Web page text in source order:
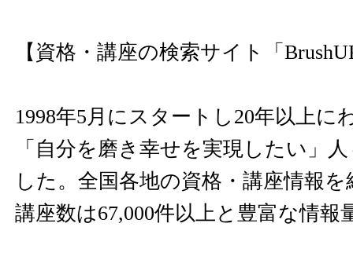
【資格・講座の検索サイト「
1998年5月にスタートし20年以上に
「自分を磨き幸せを実現したい」
した。全国各地の資格・講座情報
講座数は67,000件以上と豊富な情報